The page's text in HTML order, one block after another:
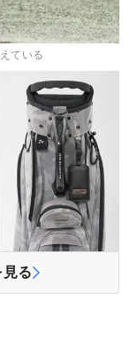
ている
る